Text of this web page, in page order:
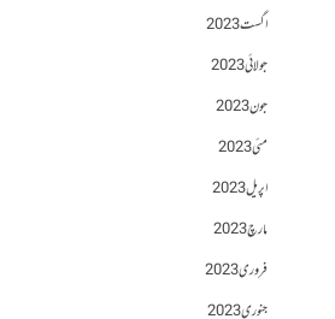
اگست 2023
جولائی 2023
جون 2023
مئی 2023
اپریل 2023
مارچ 2023
فروری 2023
جنوری 2023